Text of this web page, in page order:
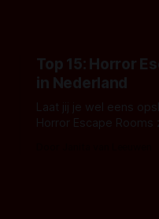
Top 15: Horror
in Nederland
Laat jij je wel eens
Horror Escape Rooms